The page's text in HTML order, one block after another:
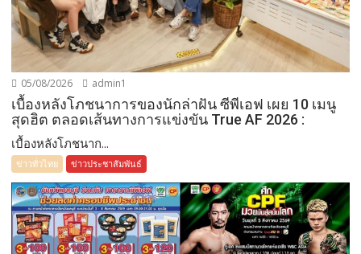
05/08/2026 admin1
เบื้องหลังโภชนาการของนักล่าฝัน ซีพีเอฟ เผย 10 เมนู
สุดฮิต ตลอดเส้นทางการแข่งขัน True AF 2026 :
เบื้องหลังโภชนาก...
ข่าวทั่วไทย ข่าวประชาสัมพันธ์